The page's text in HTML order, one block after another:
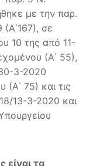
με την παρ.
σε
10 της από 11-
(Α΄ 55),
3-2020
(Α΄ 75) και τις
13-3-2020 και
είναι τα